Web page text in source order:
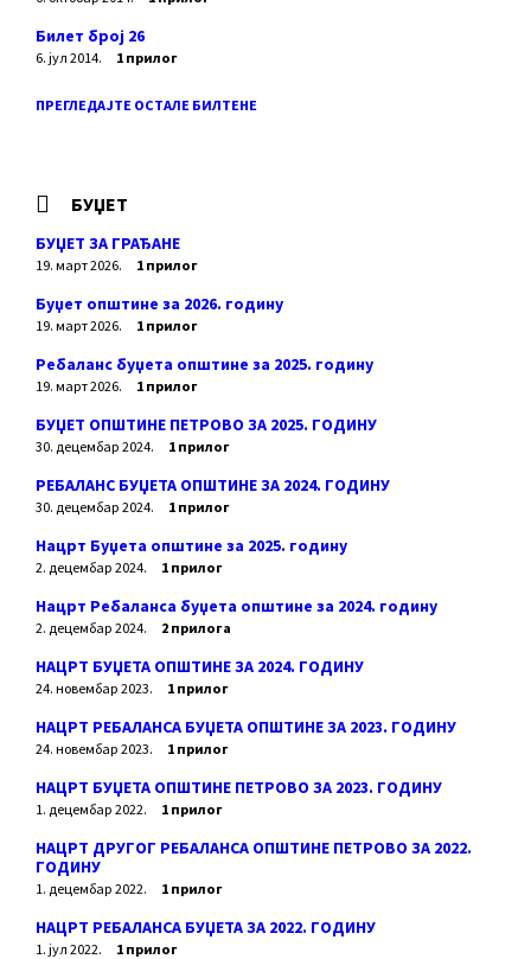
Билет број 26
6. јул 2014. 1 прилог
ПРЕГЛЕДАЈТЕ ОСТАЛЕ БИЛТЕНЕ
БУЏЕТ
БУЏЕТ ЗА ГРАЂАНЕ
19. март 2026. 1 прилог
Буџет општине за 2026. годину
19. март 2026. 1 прилог
Ребаланс буџета општине за 2025. годину
19. март 2026. 1 прилог
БУЏЕТ ОПШТИНЕ ПЕТРОВО ЗА 2025. ГОДИНУ
30. децембар 2024. 1 прилог
РЕБАЛАНС БУЏЕТА ОПШТИНЕ ЗА 2024. ГОДИНУ
30. децембар 2024. 1 прилог
Нацрт Буџета општине за 2025. годину
2. децембар 2024. 1 прилог
Нацрт Ребаланса буџета општине за 2024. годину
2. децембар 2024. 2 прилога
НАЦРТ БУЏЕТА ОПШТИНЕ ЗА 2024. ГОДИНУ
24. новембар 2023. 1 прилог
НАЦРТ РЕБАЛАНСА БУЏЕТА ОПШТИНЕ ЗА 2023. ГОДИНУ
24. новембар 2023. 1 прилог
НАЦРТ БУЏЕТА ОПШТИНЕ ПЕТРОВО ЗА 2023. ГОДИНУ
1. децембар 2022. 1 прилог
НАЦРТ ДРУГОГ РЕБАЛАНСА ОПШТИНЕ ПЕТРОВО ЗА 2022.
ГОДИНУ
1. децембар 2022. 1 прилог
НАЦРТ РЕБАЛАНСА БУЏЕТА ЗА 2022. ГОДИНУ
1. јул 2022. 1 прилог